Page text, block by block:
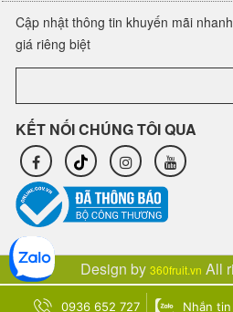
Cập nhật thông tin khuyến mãi
giá riêng biệt
KẾT NỐI CHÚNG TÔI QUA
Design by 360fruit.vn All
0936 652 727 Nhắn tin